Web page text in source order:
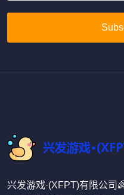
兴发游戏·(XFPT)有限公司